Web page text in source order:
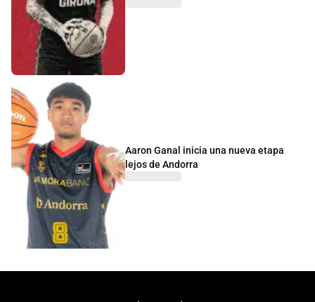
Aaron Ganal inicia una nueva etapa
lejos de Andorra